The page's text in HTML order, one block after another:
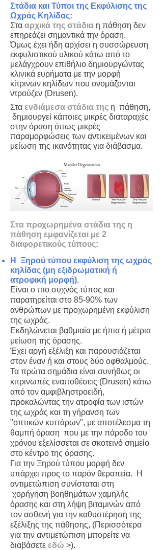
Στάδια και Τύποι της Εκφύλισης της
Ωχράς Κηλίδας:
Στα αρχικά της στάδια η πάθηση δεν
επηρεάζει σημαντικά την όραση.
Όμως έχει ήδη αρχίσει η συσσώρευση
εκφυλιστικού υλικού κάτω από το
μελάγχρουν επιθήλιο δημιουργώντας
κλινικά ευρήματα με την μορφή
κίτρινων κηλίδων που ονομάζονται
ντρούζεν (Drusen).
Στα ενδιάμεσα στάδια της η πάθηση,
δημιουργεί κάποιες μικρές διαταραχές
στην όραση όπως μικρές
παραμορφώσεις των αντικειμένων και
μείωση της ικανότητας για διάβασμα.
Στα προχωρημένα στάδια της η
πάθηση εμφανίζεται με 2
διαφορετικούς τύπους:
Η Ξηρού τύπου εκφύλιση της ωχράς
κηλίδας (μη εξιδρωματική ή
ατροφική μορφή).
Είναι ο πιο συχνός τύπος και
παρατηρείται στο 85-90% των
ανθρώπων με προχωρημένη εκφύλιση
της ωχράς.
Εκδηλώνεται βαθμιαία με ήπια ή μέτρια
μείωση της όρασης.
Έχει αργή εξέλιξη και παρουσιάζεται
στον έναν ή και στους δύο οφθαλμούς.
Τα πρώτα σημάδια είναι συνήθως οι
κιτρινωπές εναποθέσεις (Drusen) κάτω
από τον αμφιβληστροειδή,
προκαλώντας την ατροφία των ιστών
της ωχράς και τη γήρανση των
"οπτικών κυττάρων", με αποτέλεσμα τη
θαμπή όραση που με την πάροδο του
χρόνου εξελίσσεται σε σκοτεινό σημείο
στο κέντρο της όρασης.
Για την Ξηρού τύπου μορφή δεν
υπάρχει προς το παρόν θεραπεία. Η
αντιμετώπιση συνίσταται στη
χορήγηση βοηθημάτων χαμηλής
όρασης και στη λήψη βιταμινών από
τον ασθενή για την καθυστέρηση της
εξέλιξης της πάθησης, (Περισσότερα
για την αντιμετώπιση μπορείτε να
διαβάσετε εδώ >).